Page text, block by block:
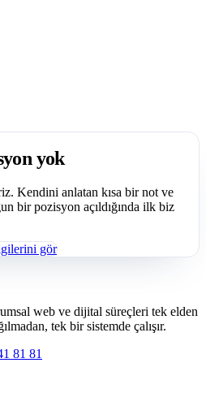
yok
Kendini anlatan kısa bir not ve
bir pozisyon açıldığında ilk biz
gör
web ve dijital süreçleri tek elden
tek bir sistemde çalışır.
81 81